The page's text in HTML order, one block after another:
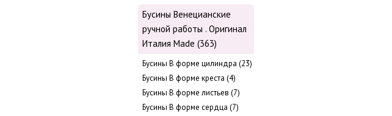
Бусины Венецианские
ручной работы . Оригинал
Италия Made (363)
Буcины В форме цилиндра (23)
Бусины В форме креста (4)
Бусины В форме листьев (7)
Бусины В форме сердца (7)